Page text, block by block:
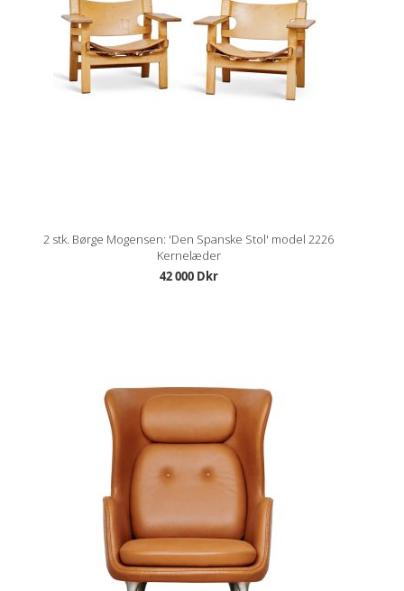
2 stk. Børge Mogensen: 'Den Spanske Stol' model 2226
Kernelæder
42 000 Dkr